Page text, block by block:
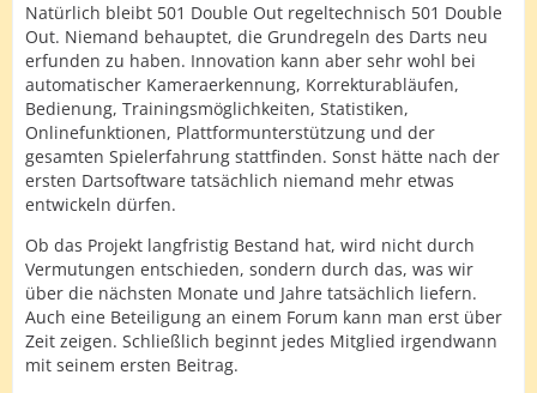
Natürlich bleibt 501 Double Out regeltechnisch 501 Double
Out. Niemand behauptet, die Grundregeln des Darts neu
erfunden zu haben. Innovation kann aber sehr wohl bei
automatischer Kameraerkennung, Korrekturabläufen,
Bedienung, Trainingsmöglichkeiten, Statistiken,
Onlinefunktionen, Plattformunterstützung und der
gesamten Spielerfahrung stattfinden. Sonst hätte nach der
ersten Dartsoftware tatsächlich niemand mehr etwas
entwickeln dürfen.
Ob das Projekt langfristig Bestand hat, wird nicht durch
Vermutungen entschieden, sondern durch das, was wir
über die nächsten Monate und Jahre tatsächlich liefern.
Auch eine Beteiligung an einem Forum kann man erst über
Zeit zeigen. Schließlich beginnt jedes Mitglied irgendwann
mit seinem ersten Beitrag.